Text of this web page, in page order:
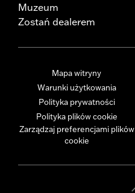
Muzeum
Zostań dealerem
Mapa witryny
Warunki użytkowania
Polityka prywatności
Polityka plików cookie
Zarządzaj preferencjami plików
cookie